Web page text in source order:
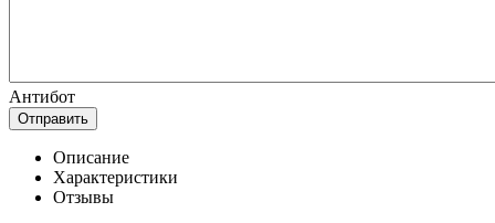
Антибот
Отправить
Описание
Характеристики
Отзывы